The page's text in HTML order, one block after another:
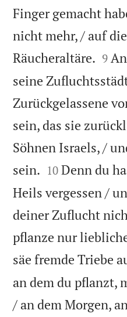
Finger gemacht
nicht mehr, / auf
Räucheraltäre. 

9
seine
Zurückgelassene
sein, das sie
Söhnen Israels, /
sein. 

10 Denn du
Heils vergessen /
deiner Zuflucht
pflanze nur
säe fremde Triebe
an dem du pflanzt,
/ an dem Morgen,